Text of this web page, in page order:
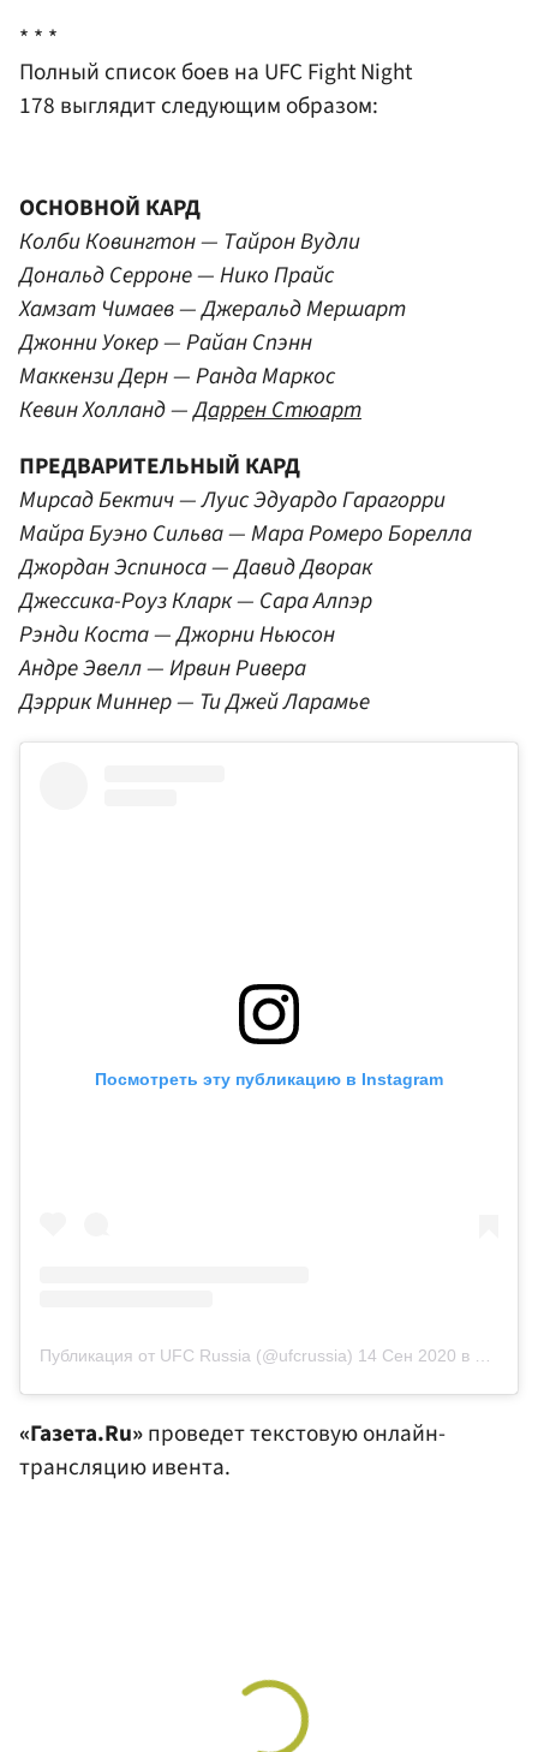
* * *
Полный список боев на UFC Fight Night
178 выглядит следующим образом:
ОСНОВНОЙ КАРД
Колби Ковингтон — Тайрон Вудли
Дональд Серроне — Нико Прайс
Хамзат Чимаев — Джеральд Мершарт
Джонни Уокер — Райан Спэнн
Маккензи Дерн — Ранда Маркос
Кевин Холланд —Даррен Стюарт
ПРЕДВАРИТЕЛЬНЫЙ КАРД
Мирсад Бектич — Луис Эдуардо Гарагорри
Майра Буэно Сильва — Мара Ромеро Борелла
Джордан Эспиноса — Давид Дворак
Джессика-Роуз Кларк — Сара Алпэр
Рэнди Коста — Джорни Ньюсон
Андре Эвелл — Ирвин Ривера
Дэррик Миннер — Ти Джей Ларамье
Посмотреть эту публикацию в Instagram
Публикация от UFC Russia (@ufcrussia) 14 Сен 2020 в 5:10 PDT
«Газета.Ru»проведет текстовую онлайн-
трансляцию ивента.